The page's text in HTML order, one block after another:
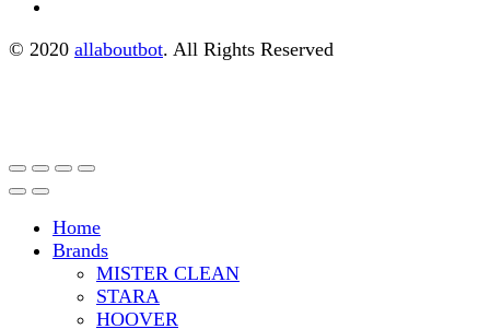
© 2020 allaboutbot. All Rights Reserved
Home
Brands
MISTER CLEAN
STARA
HOOVER